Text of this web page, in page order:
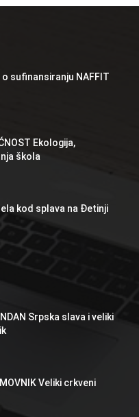
sufinansiranju NAFFIT
Ekologija,
škola
kod splava na Đetinji
Srpska slava i veliki
Veliki crkveni